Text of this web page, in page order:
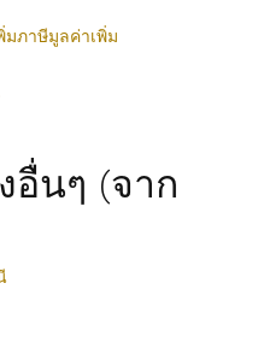
มภาษีมูลค่าเพิ่ม
อื่นๆ (จาก